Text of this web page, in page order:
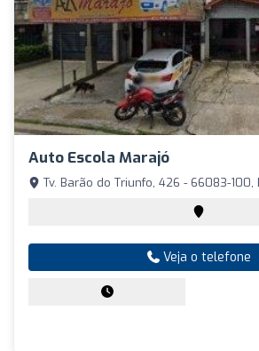
Auto Escola Marajó
Tv. Barão do Triunfo, 426 - 66083-100,
Veja o telefone